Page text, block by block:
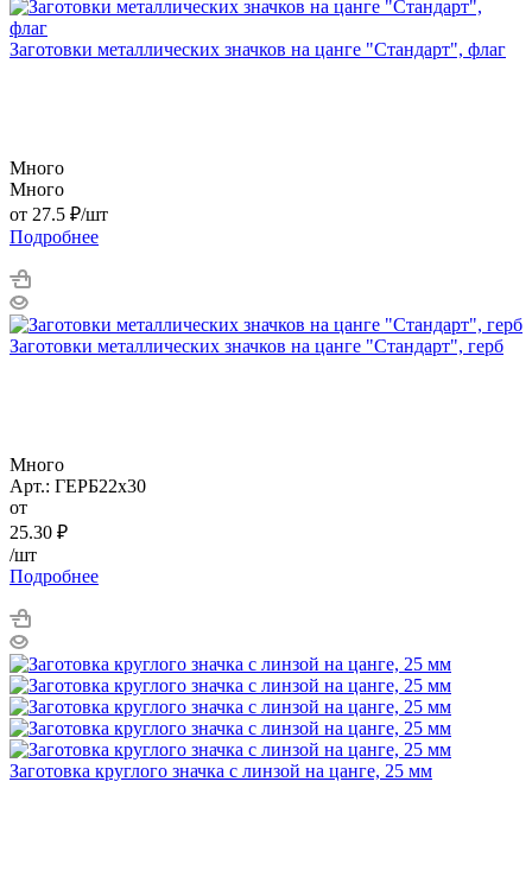
Заготовки металлических значков на цанге "Стандарт", флаг
Много
Много
от 27.5 ₽/шт
Подробнее
Заготовки металлических значков на цанге "Стандарт", герб
Много
Арт.: ГЕРБ22х30
от
25.30 ₽
/шт
Подробнее
Заготовка круглого значка с линзой на цанге, 25 мм